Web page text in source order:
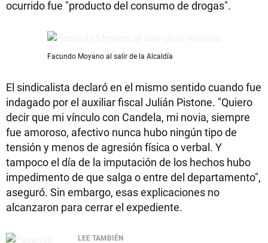
ocurrido fue "producto del consumo de drogas".
Facundo Moyano al salir de la Alcaldía
El sindicalista declaró en el mismo sentido cuando fue
indagado por el auxiliar fiscal Julián Pistone. "Quiero
decir que mi vínculo con Candela, mi novia, siempre
fue amoroso, afectivo nunca hubo ningún tipo de
tensión y menos de agresión física o verbal. Y
tampoco el día de la imputación de los hechos hubo
impedimento de que salga o entre del departamento",
aseguró. Sin embargo, esas explicaciones no
alcanzaron para cerrar el expediente.
LEE TAMBIÉN